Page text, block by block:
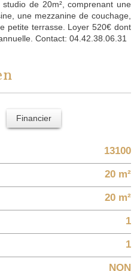
de 20m², comprenant une
une mezzanine de couchage,
petite terrasse. Loyer 520€ dont
Contact: 04.42.38.06.31
Financier
13100
20 m²
20 m²
1
1
NON